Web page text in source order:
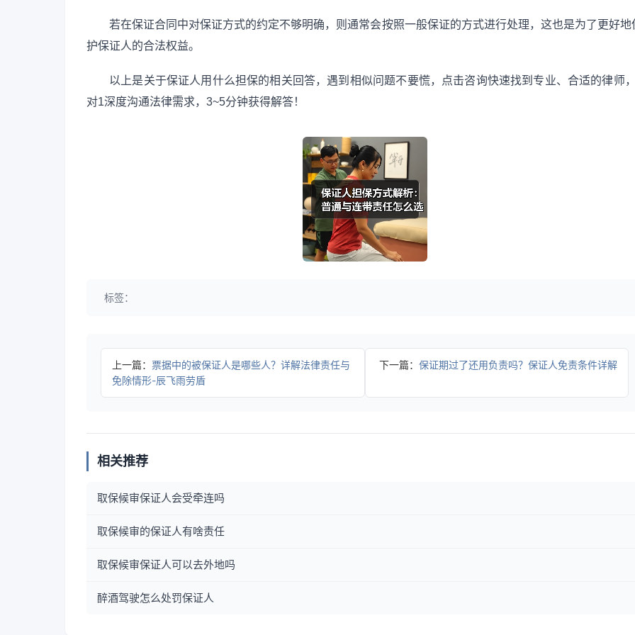
若在保证合同中对保证方式的约定不够明确，则通常会按照一般保证的方式进行处理，这也是为了更好地
护保证人的合法权益。
以上是关于保证人用什么担保的相关回答，遇到相似问题不要慌，点击咨询快速找到专业、合适的律师
对1深度沟通法律需求，3~5分钟获得解答！
标签：
上一篇： 票据中的被保证人是哪些人？详解法律责任与
免除情形-辰飞雨劳盾
下一篇： 保证期过了还用负责吗？保证人免责条件详解
相关推荐
取保候审保证人会受牵连吗
取保候审的保证人有啥责任
取保候审保证人可以去外地吗
醉酒驾驶怎么处罚保证人